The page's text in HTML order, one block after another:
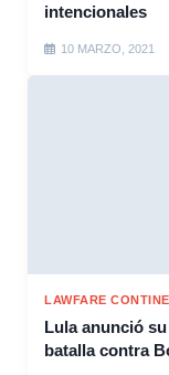
intencionales
10 MARZO, 2021
LAWFARE
Lula anunció
batalla contra